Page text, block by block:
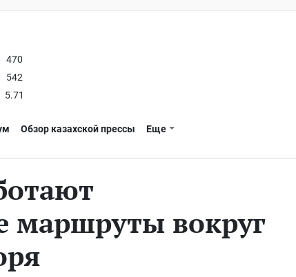
470
542
5.71
Обзор казахской прессы Еще
маршруты вокруг